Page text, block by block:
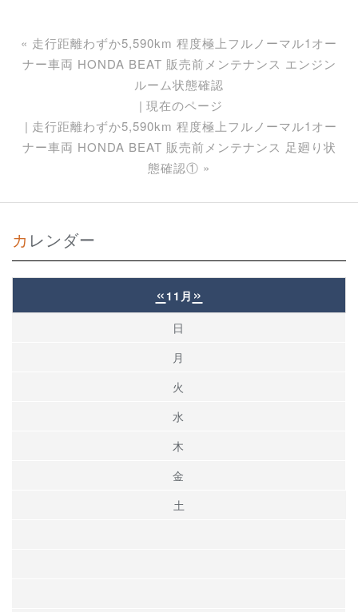
« 走行距離わずか5,590km 程度極上フルノーマル1オー
ナー車両 HONDA BEAT 販売前メンテナンス エンジン
ルーム状態確認
現在のページ
走行距離わずか5,590km 程度極上フルノーマル1オー
ナー車両 HONDA BEAT 販売前メンテナンス 足廻り状
態確認① »
カレンダー
« 11月 »
日
月
火
水
木
金
土